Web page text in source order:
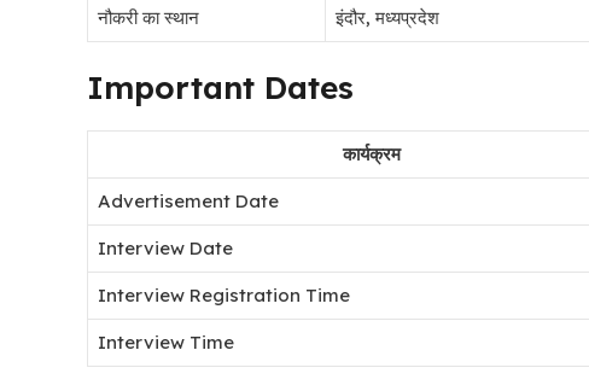
नौकरी का स्थान इंदौर, मध्यप्रदेश
Important Dates
कार्यक्रम
Advertisement Date
Interview Date
Interview Registration Time
Interview Time